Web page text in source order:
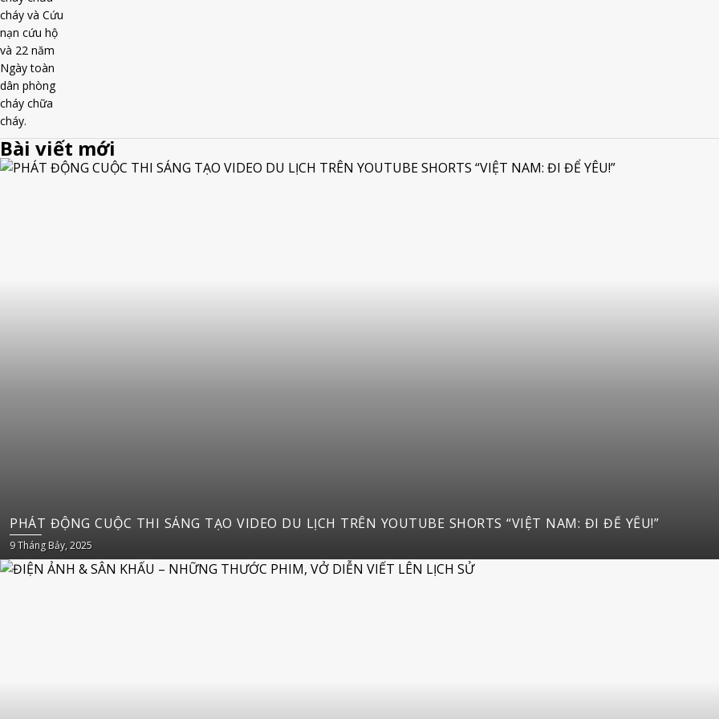
Bài viết mới
PHÁT ĐỘNG CUỘC THI SÁNG TẠO VIDEO DU LỊCH TRÊN YOUTUBE SHORTS “VIỆT NAM: ĐI ĐỂ YÊU!”
9 Tháng Bảy, 2025